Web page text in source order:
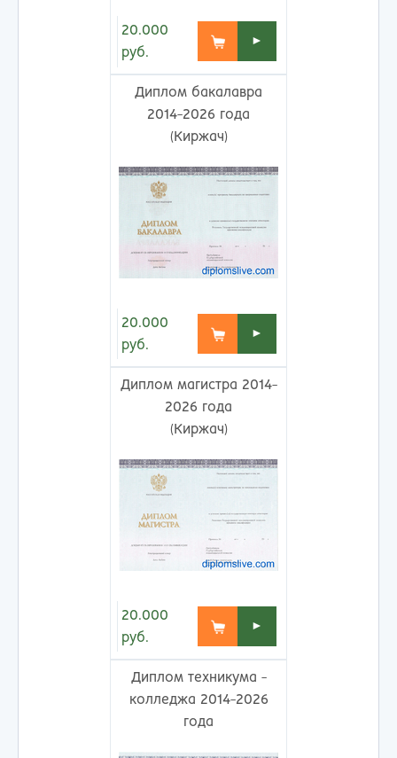
20.000
руб.
►
Диплом бакалавра
2014-2026 года
(Киржач)
20.000
руб.
►
Диплом магистра 2014-
2026 года
(Киржач)
20.000
руб.
►
Диплом техникума -
колледжа 2014-2026
года